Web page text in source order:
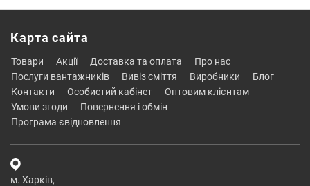
Карта сайта
товари акції доставка та оплата
про нас
послуги вантажників
вивіз сміття виробники
блог
контакти
особистий кабінет
оптовим клієнтам
умови згоди
повернення і обмін
програма євідновлення
м. Харків,